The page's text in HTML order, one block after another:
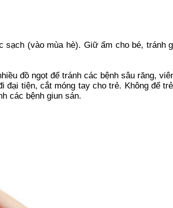
sạch (vào mùa hè). Giữ ấm cho bé, tránh
đồ ngọt để tránh các bệnh sâu răng,
tiện, cắt móng tay cho trẻ. Không để
các bệnh giun sán.